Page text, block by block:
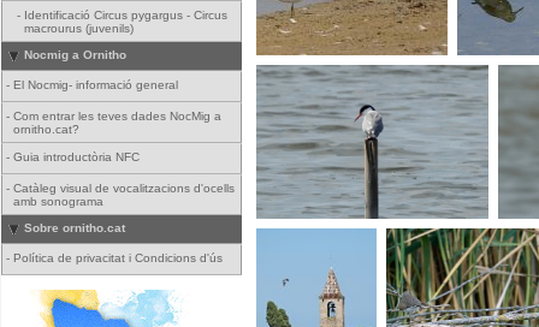
- Identificació Circus pygargus - Circus
macrourus (juvenils)
Nocmig a Ornitho
- El Nocmig- informació general
- Com entrar les teves dades NocMig a
ornitho.cat?
- Guia introductòria NFC
- Catàleg visual de vocalitzacions d'ocells
amb sonograma
Sobre ornitho.cat
- Política de privacitat i Condicions d'ús